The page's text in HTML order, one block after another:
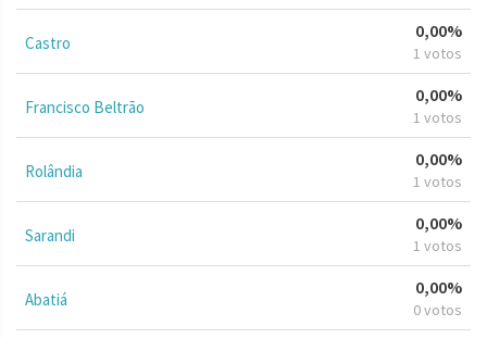
Castro
0,00%
1 votos
Francisco Beltrão
0,00%
1 votos
Rolândia
0,00%
1 votos
Sarandi
0,00%
1 votos
Abatiá
0,00%
0 votos